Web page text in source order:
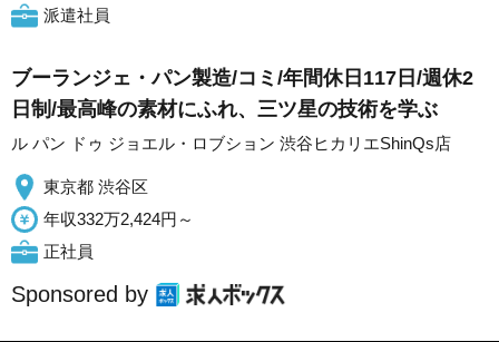
派遣社員
ブーランジェ・パン製造/コミ/年間休日117日/週休2
日制/最高峰の素材にふれ、三ツ星の技術を学ぶ
ル パン ドゥ ジョエル・ロブション 渋谷ヒカリエShinQs店
東京都 渋谷区
年収332万2,424円～
正社員
Sponsored by